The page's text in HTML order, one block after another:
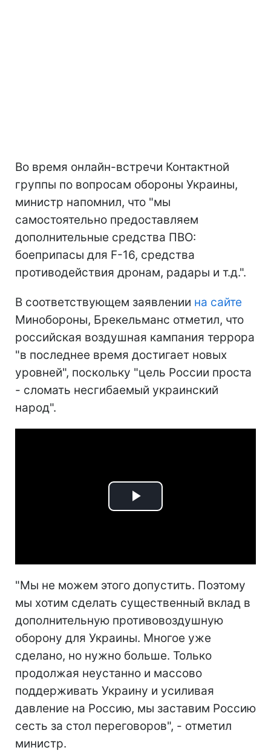
Во время онлайн-встречи Контактной
группы по вопросам обороны Украины,
министр напомнил, что "мы
самостоятельно предоставляем
дополнительные средства ПВО:
боеприпасы для F-16, средства
противодействия дронам, радары и т.д.".
В соответствующем заявлении на сайте
Минобороны, Брекельманс отметил, что
российская воздушная кампания террора
"в последнее время достигает новых
уровней", поскольку "цель России проста
- сломать несгибаемый украинский
народ".
Play
"Мы не можем этого допустить. Поэтому
мы хотим сделать существенный вклад в
дополнительную противовоздушную
оборону для Украины. Многое уже
сделано, но нужно больше. Только
продолжая неустанно и массово
поддерживать Украину и усиливая
давление на Россию, мы заставим Россию
сесть за стол переговоров", - отметил
министр.